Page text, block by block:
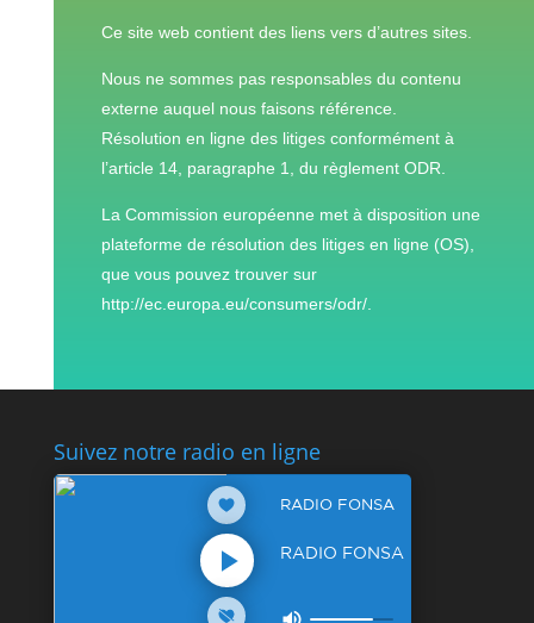
Ce site web contient des liens vers d’autres sites.
Nous ne sommes pas responsables du contenu
externe auquel nous faisons référence.
Résolution en ligne des litiges conformément à
l’article 14, paragraphe 1, du règlement ODR.
La Commission européenne met à disposition une
plateforme de résolution des litiges en ligne (OS),
que vous pouvez trouver sur
http://ec.europa.eu/consumers/odr/.
Suivez notre radio en ligne